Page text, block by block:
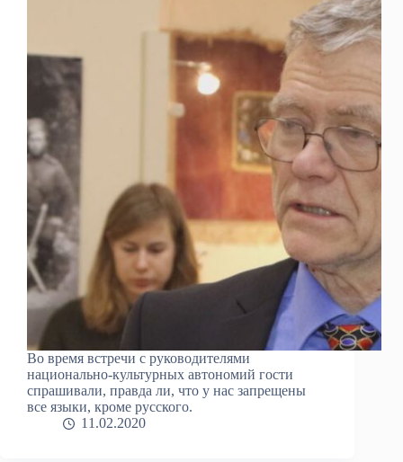
Во время встречи с руководителями
национально-культурных автономий гости
спрашивали, правда ли, что у нас запрещены
все языки, кроме русского.
11.02.2020